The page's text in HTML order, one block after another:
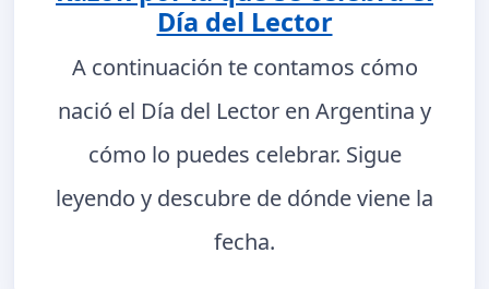
Día del Lector
A continuación te contamos cómo
nació el Día del Lector en Argentina y
cómo lo puedes celebrar. Sigue
leyendo y descubre de dónde viene la
fecha.